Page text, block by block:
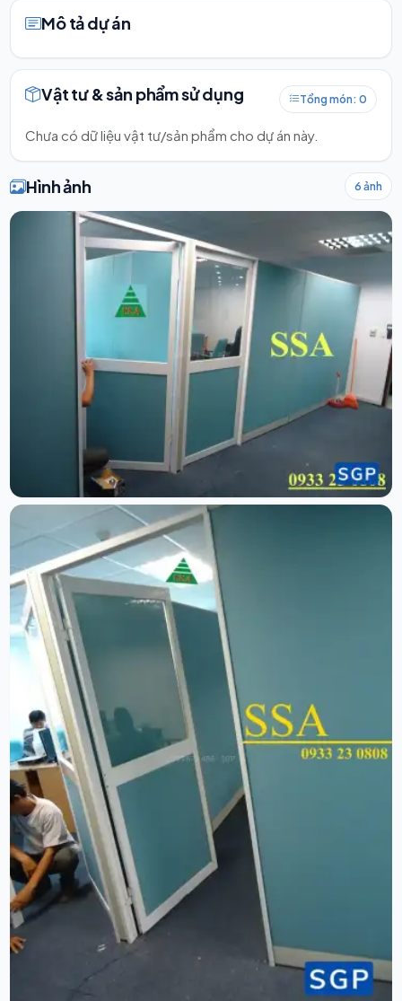
Mô tả dự án
Vật tư & sản phẩm sử dụng Tổng món: 0
Chưa có dữ liệu vật tư/sản phẩm cho dự án này.
Hình ảnh 6 ảnh